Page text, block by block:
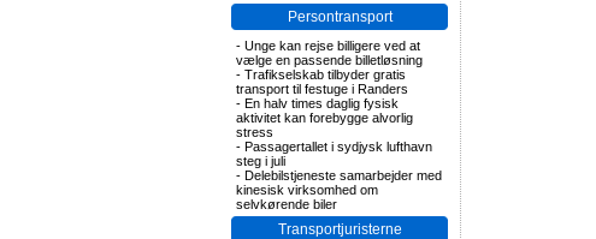
Persontransport
- Unge kan rejse billigere ved at
vælge en passende billetløsning
- Trafikselskab tilbyder gratis
transport til festuge i Randers
- En halv times daglig fysisk
aktivitet kan forebygge alvorlig
stress
- Passagertallet i sydjysk lufthavn
steg i juli
- Delebilstjeneste samarbejder med
kinesisk virksomhed om
selvkørende biler
Transportjuristerne